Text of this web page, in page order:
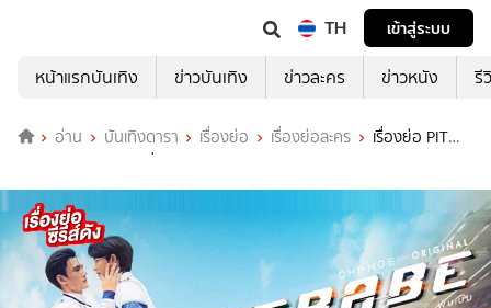
TH
เข้าสู่ระบบ
หน้าแรกบันเทิง
ข่าวบันเทิง ข่าวละคร ข่าวหนัง รี
อ่าน บันเทิงดารา เรื่องย่อ เรื่องย่อละคร
เรื่องย่อ PIT
BABE THE SERIES ช่อง ONE31 (ตอนจบ)